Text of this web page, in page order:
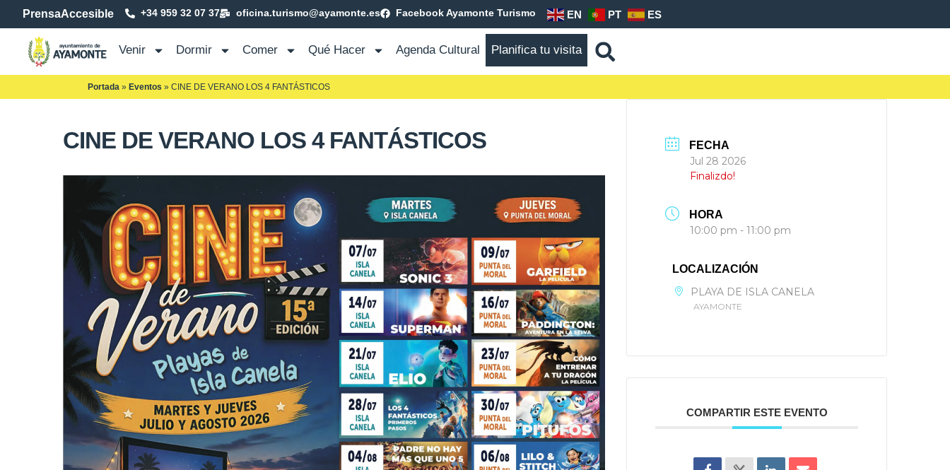
PrensaAccesible +34 959 32 07 37 oficina.turismo@ayamonte.es Facebook Ayamonte Turismo EN PT ES
Venir Dormir Comer Qué Hacer Agenda Cultural Planifica tu visita
Portada » Eventos » CINE DE VERANO LOS 4 FANTÁSTICOS
CINE DE VERANO LOS 4 FANTÁSTICOS FECHA
Jul 28 2026
Finalizdo!
HORA
10:00 pm - 11:00 pm
LOCALIZACIÓN
PLAYA DE ISLA CANELA
AYAMONTE
COMPARTIR ESTE EVENTO